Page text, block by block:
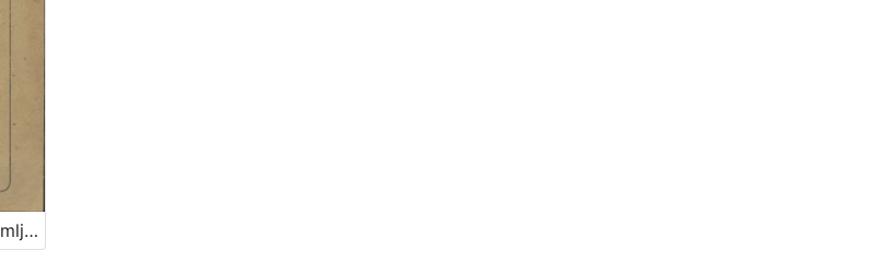
Kratak sveobći zemljopis / napisao Vjekoslav Klaić